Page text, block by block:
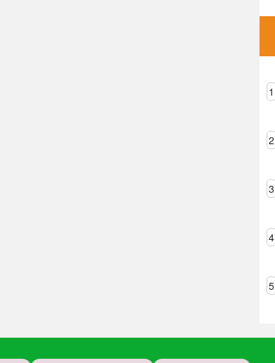
1
2
3
4
5